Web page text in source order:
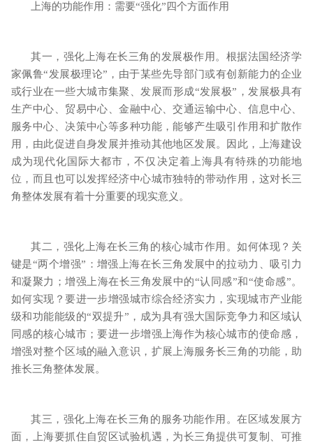
上海的功能作用：需要“强化”四个方面作用
其一，强化上海在长三角的发展极作用。根据法国经济学
家佩鲁“发展极理论”，由于某些先导部门或有创新能力的企业
或行业在一些大城市集聚、发展而形成“发展极”，发展极具有
生产中心、贸易中心、金融中心、交通运输中心、信息中心、
服务中心、决策中心等多种功能，能够产生吸引作用和扩散作
用，由此促进自身发展并推动其他地区发展。因此，上海建设
成为现代化国际大都市，不仅决定着上海具有特殊的功能地
位，而且也可以发挥经济中心城市独特的带动作用，这对长三
角整体发展有着十分重要的现实意义。
其二，强化上海在长三角的核心城市作用。如何体现？关
键是“两个增强”：增强上海在长三角发展中的拉动力、吸引力
和凝聚力；增强上海在长三角发展中的“认同感”和“使命感”。
如何实现？要进一步增强城市综合经济实力，实现城市产业能
级和功能能级的“双提升”，成为具有强大国际竞争力和区域认
同感的核心城市；要进一步增强上海作为核心城市的使命感，
增强对整个区域的融入意识，扩展上海服务长三角的功能，助
推长三角整体发展。
其三，强化上海在长三角的服务功能作用。在区域发展方
面，上海要抓住自贸区试验机遇，为长三角提供可复制、可推